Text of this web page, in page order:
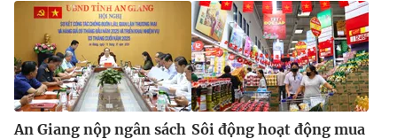
An Giang nộp ngân sách Sôi động hoạt động mua